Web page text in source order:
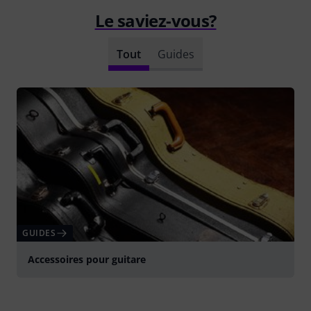
Le saviez-vous?
Tout Guides
GUIDES
Accessoires pour guitare